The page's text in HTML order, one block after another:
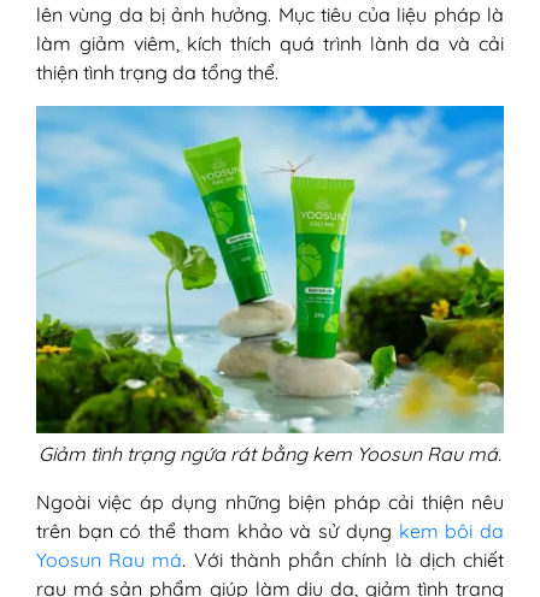
lên vùng da bị ảnh hưởng. Mục tiêu của liệu pháp là
làm giảm viêm, kích thích quá trình lành da và cải
thiện tình trạng da tổng thể.
Giảm tình trạng ngứa rát bằng kem Yoosun Rau má.
Ngoài việc áp dụng những biện pháp cải thiện nêu
trên bạn có thể tham khảo và sử dụng kem bôi da
Yoosun Rau má. Với thành phần chính là dịch chiết
rau má sản phẩm giúp làm dịu da, giảm tình trạng